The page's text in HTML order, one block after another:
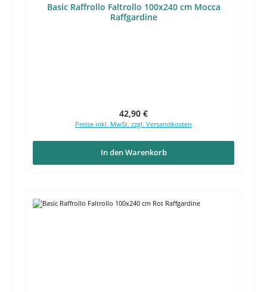
Basic Raffrollo Faltrollo 100x240 cm Mocca
Raffgardine
Regulärer Preis:
42,90 €
Preise inkl. MwSt. zzgl. Versandkosten
In den Warenkorb